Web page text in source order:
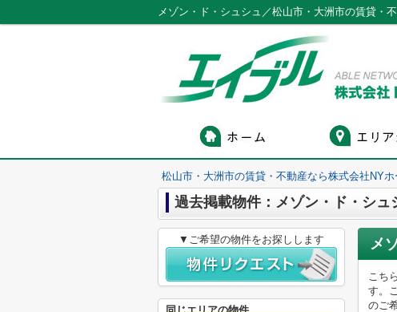
メゾン・ド・シュシュ／松山市・大洲市の賃貸・
松山市・大洲市の賃貸・不動産なら株式会社NYホ
過去掲載物件：メゾン・ド・シュ
メ
こち
す。
のご
▼ご希望の物件をお探しします